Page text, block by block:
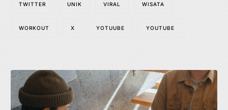
TWITTER UNIK VIRAL WISATA
WORKOUT X YOTUUBE YOUTUBE